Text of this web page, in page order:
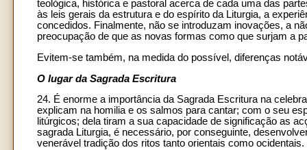
teológica, histórica e pastoral acerca de cada uma das
às leis gerais da estrutura e do espírito da Liturgia, a
concedidos. Finalmente, não se introduzam inovações, a
preocupação de que as novas formas como que surjam a
Evitem-se também, na medida do possível, diferenças
O lugar da Sagrada Escritura
24. É enorme a importância da Sagrada Escritura na
explicam na homilia e os salmos para cantar; com o seu
litúrgicos; dela tiram a sua capacidade de significação as
sagrada Liturgia, é necessário, por conseguinte,
venerável tradição dos ritos tanto orientais como ocidentais.